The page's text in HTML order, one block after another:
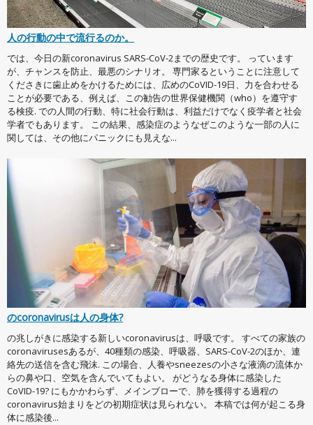
人の行動の中で流行るのか。
では、今日の新coronavirus SARS-CoV-2までの歴史です。 っています
が、チャンスを防止、最悪のシナリオ。 専門家るということに注意して
くださきに歯止めをかけるためには、広めのCoVID-19日、力を合わせる
ことが必要である、例えば、この勧告の世界保健機関（who）を遵守す
る検疫. での人間の行動、特に社会行動は、利益だけでなく疫学者と社会
学者でもあります。 この結果、感染症のようなぜこのような一部の人に
関しては、その他にパニックにも見えな...
のcoronavirusは人の身体?
の兆しがきに感染する新しいcoronavirusは、呼吸です。 すべての家族の
coronavirusesあるが、40種類の感染、呼吸器、SARS-CoV-2のほか、連
絡先の送信を含む飛沫. この場合、人養やsneezesの小さな液滴の流体か
らの鼻や口、空気を含んでいてもよい。 がどうなる身体に感染した
CoVID-19? にもかかわらず、メインブローで、肺を獲得する過程の
coronavirus始まりをどの初期症状は見られない。 本稿では何が起こる身
体に感染後...